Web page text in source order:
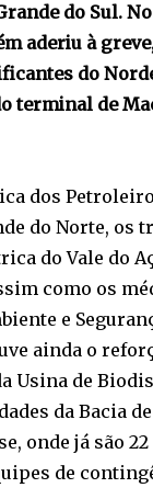
do Sul.
aderiu à
do
terminal de
dos
do Norte, os
do Vale do
como os
e
ainda o
Usina de
da Bacia
onde já são
de